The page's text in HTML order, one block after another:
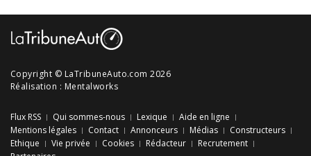
Copyright © LaTribuneAuto.com 2026
Réalisation : Mentalworks
Flux RSS Qui sommes-nous Lexique
Aide en ligne
Mentions légales
Contact Annonceurs Médias
Constructeurs
Ethique
Vie privée Cookies Rédacteur
Recrutement